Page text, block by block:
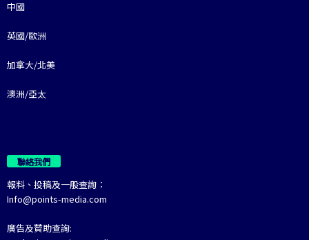
中國
英國/歐洲
加拿大/北美
澳洲/亞太
聯絡我們
報料、投稿及一般查詢：
Info@points-media.com
廣告及贊助查詢: